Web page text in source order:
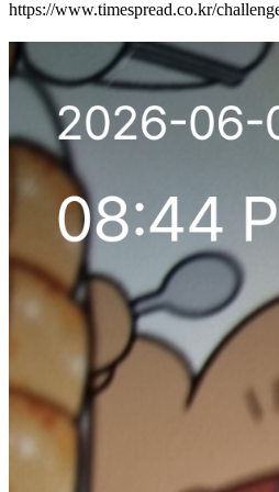
https://www.timespread.co.kr/